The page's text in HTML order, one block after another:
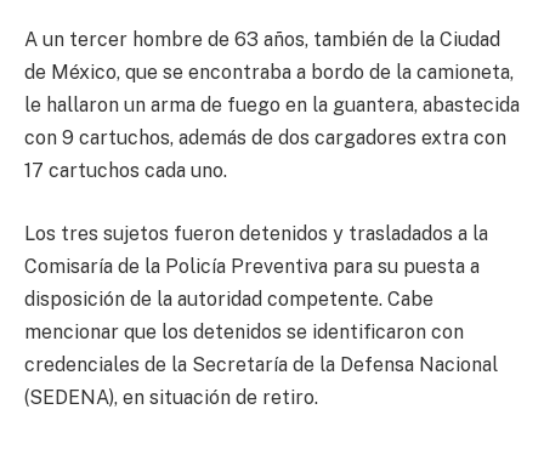
A un tercer hombre de 63 años, también de la Ciudad
de México, que se encontraba a bordo de la camioneta,
le hallaron un arma de fuego en la guantera, abastecida
con 9 cartuchos, además de dos cargadores extra con
17 cartuchos cada uno.
Los tres sujetos fueron detenidos y trasladados a la
Comisaría de la Policía Preventiva para su puesta a
disposición de la autoridad competente. Cabe
mencionar que los detenidos se identificaron con
credenciales de la Secretaría de la Defensa Nacional
(SEDENA), en situación de retiro.